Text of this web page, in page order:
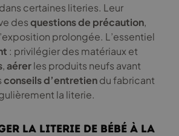
dans certaines literies. Leur
desquestions de précaution,
prolongée. L’essentiel
: privilégier des matériaux et
,aérerles produits neufs avant
conseils d’entretiendu fabricant
la literie.
la literie de bébé à la